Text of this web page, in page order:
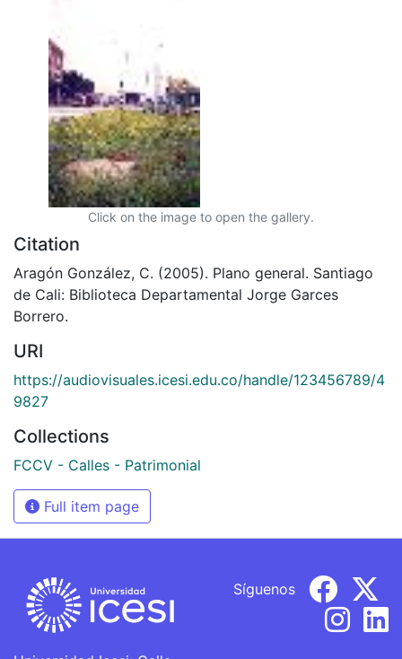
Click on the image to open the gallery.
Citation
Aragón González, C. (2005). Plano general. Santiago
de Cali: Biblioteca Departamental Jorge Garces
Borrero.
URI
https://audiovisuales.icesi.edu.co/handle/123456789/4
9827
Collections
FCCV - Calles - Patrimonial
Full item page
Síguenos